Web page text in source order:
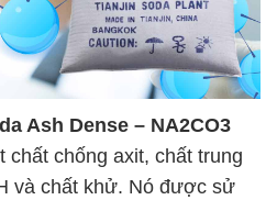
Ash Dense – NA2CO3
chống axit, chất trung
và chất khử. Nó được sử